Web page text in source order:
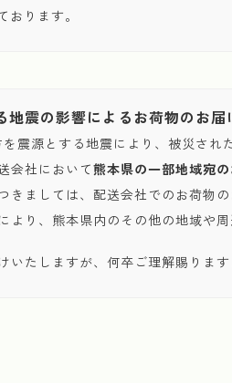
ります。
震の影響によるお荷物のお届
震源とする地震により、被災され
会社において熊本県の一部地域宛
きましては、配送会社でのお荷物
より、熊本県内のその他の地域や
いたしますが、何卒ご理解賜ります